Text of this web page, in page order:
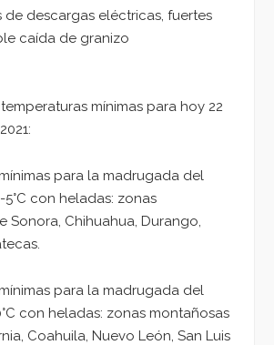
descargas eléctricas, fuertes
caída de granizo
mínimas para hoy 22
para la madrugada del
5°C con heladas: zonas
Sonora, Chihuahua, Durango,
para la madrugada del
con heladas: zonas montañosas
Coahuila, Nuevo León, San Luis